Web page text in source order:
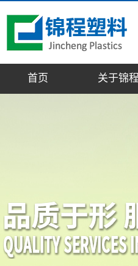
首页 关于锦程